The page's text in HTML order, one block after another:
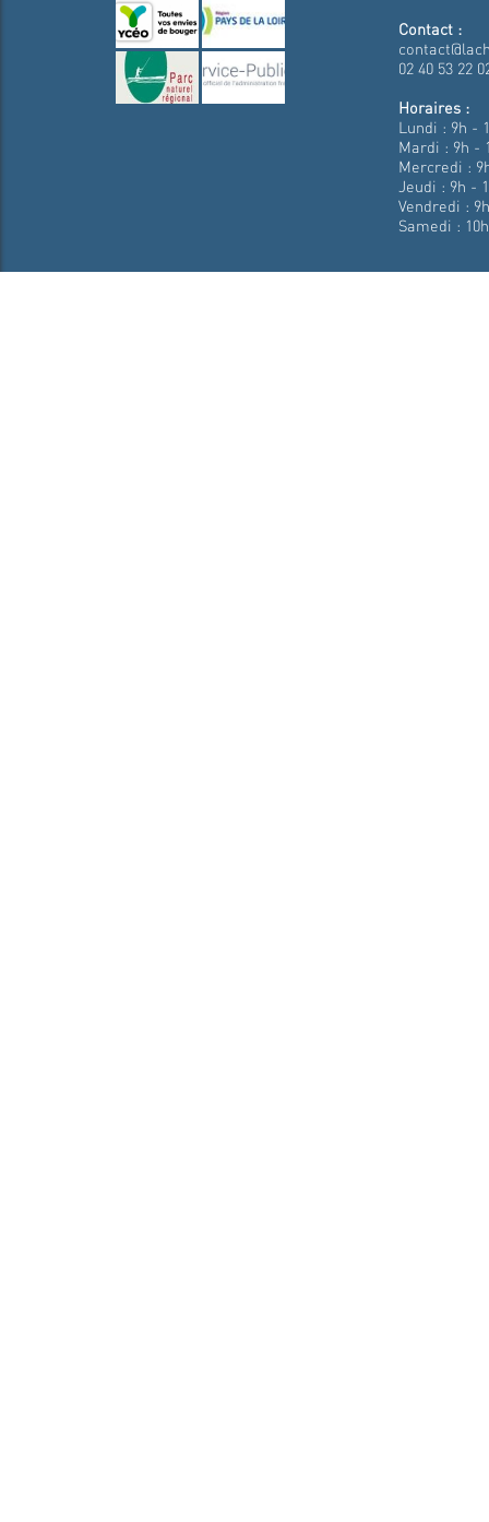
Contact :
02 40 53 22
Horaires :
Lundi : 9h -
Mardi : 9h -
Mercredi :
Jeudi : 9h -
Vendredi :
Samedi :